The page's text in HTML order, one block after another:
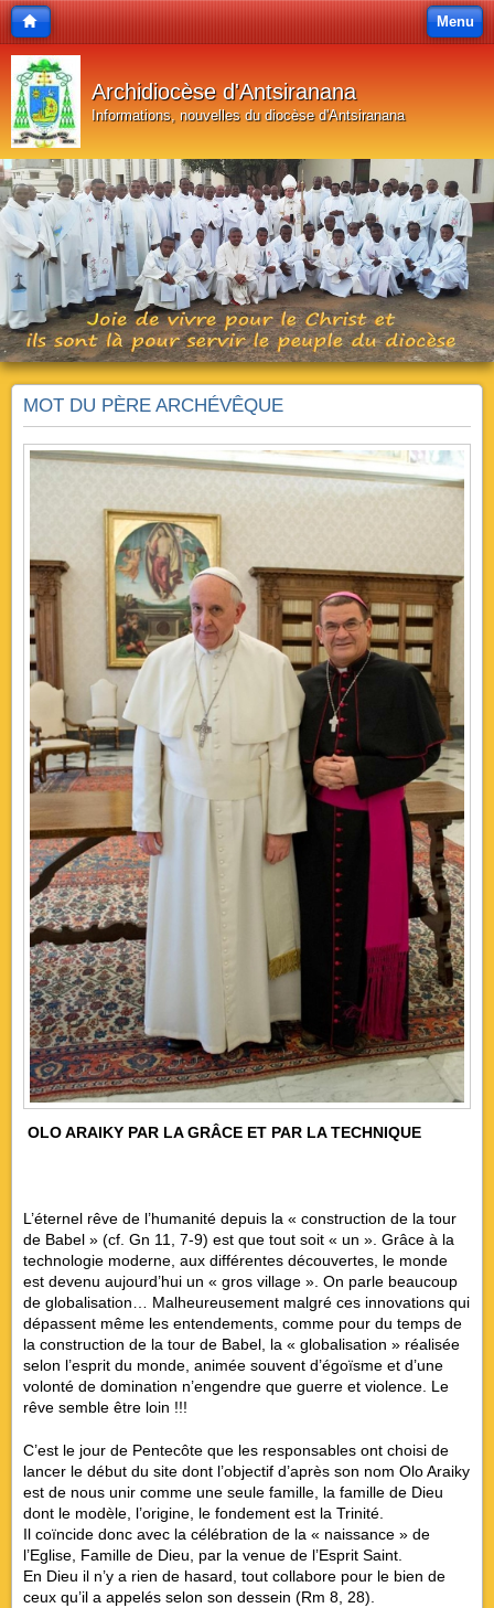
Menu
Archidiocèse d'Antsiranana
Informations, nouvelles du diocèse d'Antsiranana
MOT DU PÈRE ARCHÉVÊQUE
OLO ARAIKY PAR LA GRÂCE ET PAR LA TECHNIQUE
L’éternel rêve de l’humanité depuis la « construction de la tour
de Babel » (cf. Gn 11, 7-9) est que tout soit « un ». Grâce à la
technologie moderne, aux différentes découvertes, le monde
est devenu aujourd’hui un « gros village ». On parle beaucoup
de globalisation… Malheureusement malgré ces innovations qui
dépassent même les entendements, comme pour du temps de
la construction de la tour de Babel, la « globalisation » réalisée
selon l’esprit du monde, animée souvent d’égoïsme et d’une
volonté de domination n’engendre que guerre et violence. Le
rêve semble être loin !!!
C’est le jour de Pentecôte que les responsables ont choisi de
lancer le début du site dont l’objectif d’après son nom Olo Araiky
est de nous unir comme une seule famille, la famille de Dieu
dont le modèle, l’origine, le fondement est la Trinité.
Il coïncide donc avec la célébration de la « naissance » de
l’Eglise, Famille de Dieu, par la venue de l’Esprit Saint.
En Dieu il n’y a rien de hasard, tout collabore pour le bien de
ceux qu’il a appelés selon son dessein (Rm 8, 28).